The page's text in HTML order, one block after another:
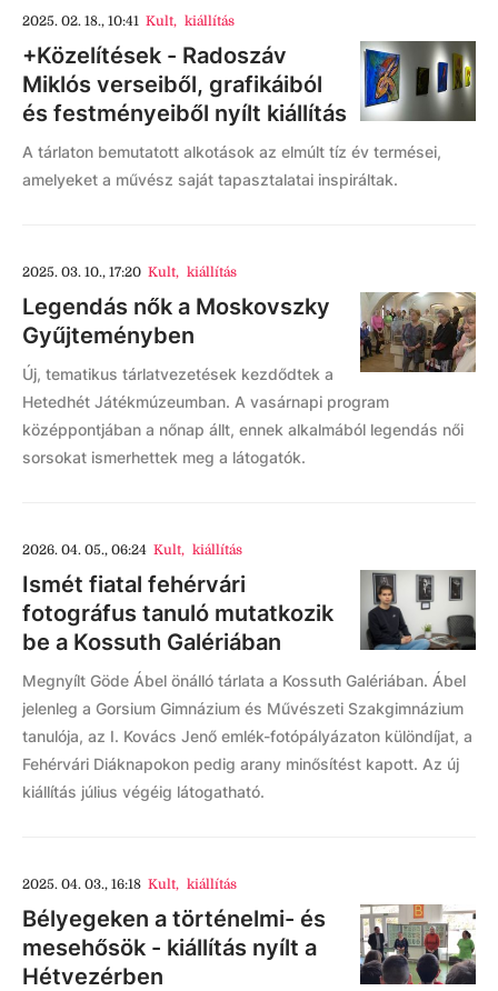
2025. 02. 18., 10:41 Kult, kiállítás
+Közelítések - Radoszáv
Miklós verseiből, grafikáiból
és festményeiből nyílt kiállítás
A tárlaton bemutatott alkotások az elmúlt tíz év termései,
amelyeket a művész saját tapasztalatai inspiráltak.
2025. 03. 10., 17:20 Kult, kiállítás
Legendás nők a Moskovszky
Gyűjteményben
Új, tematikus tárlatvezetések kezdődtek a
Hetedhét Játékmúzeumban. A vasárnapi program
középpontjában a nőnap állt, ennek alkalmából legendás női
sorsokat ismerhettek meg a látogatók.
2026. 04. 05., 06:24 Kult, kiállítás
Ismét fiatal fehérvári
fotográfus tanuló mutatkozik
be a Kossuth Galériában
Megnyílt Göde Ábel önálló tárlata a Kossuth Galériában. Ábel
jelenleg a Gorsium Gimnázium és Művészeti Szakgimnázium
tanulója, az I. Kovács Jenő emlék-fotópályázaton különdíjat, a
Fehérvári Diáknapokon pedig arany minősítést kapott. Az új
kiállítás július végéig látogatható.
2025. 04. 03., 16:18 Kult, kiállítás
Bélyegeken a történelmi- és
mesehősök - kiállítás nyílt a
Hétvezérben